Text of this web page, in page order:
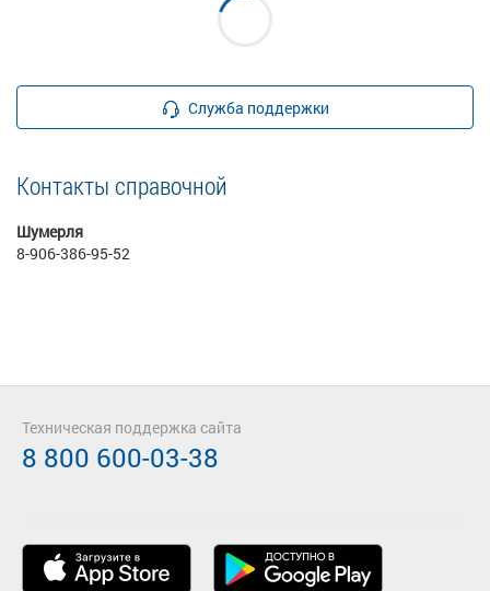
Служба поддержки
Контакты справочной
Шумерля
8-906-386-95-52
Техническая поддержка сайта
8 800 600-03-38